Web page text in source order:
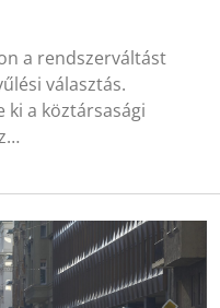
a rendszerváltást
választás.
a köztársasági